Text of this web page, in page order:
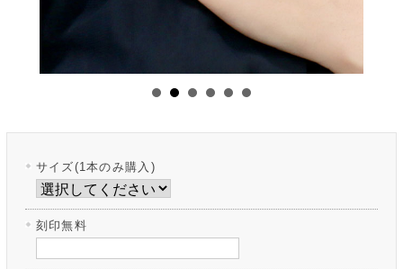
サイズ(1本のみ購入)
刻印無料